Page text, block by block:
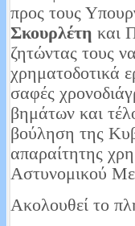
προς τους
Σκουρλέτη και
ζητώντας τους
χρηματοδοτικά
σαφές
βημάτων και
βούληση της
απαραίτητης
Αστυνομικού
Ακολουθεί το